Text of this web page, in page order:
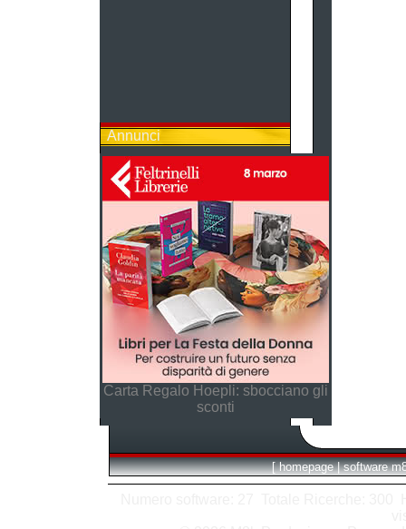
Annunci
Carta Regalo Hoepli: sbocciano gli
sconti
[ homepage | software